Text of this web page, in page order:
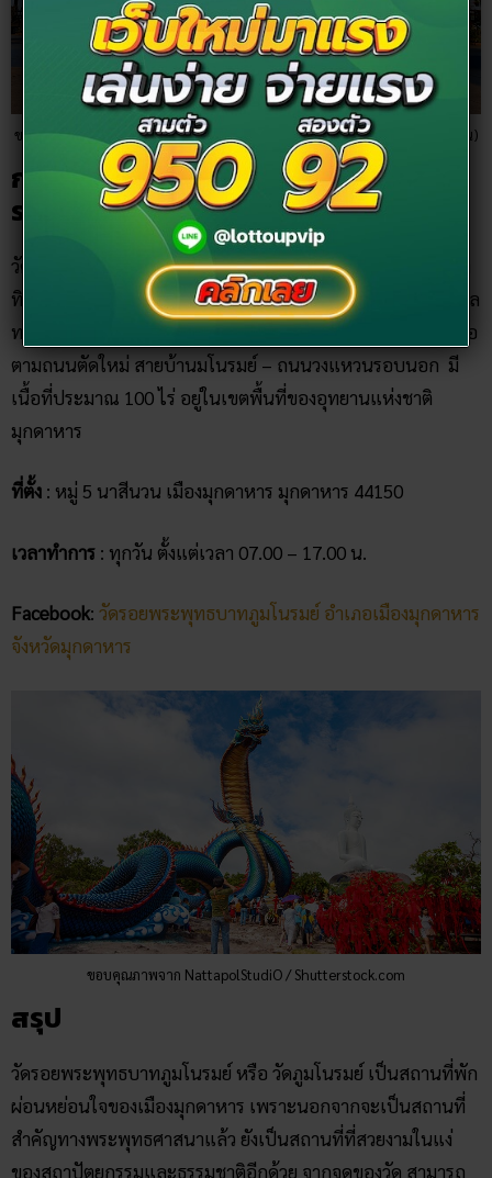
ขอบคุณภาพจาก สำนักงานส่งเสริมการจัดประชุมและนิทรรศการ (องค์การมหาชน)
การเดินทางไปวัดรอยพระพุทธบาทภูมโน
วัดรอยพระพุทธบาทภูมโนรมย์ ห่างจากตัวเมืองมุกดาหารไปทาง
ทิศใต้ ประมาณ 5 กิโลเมตร ไปตามเส้นทางมุกดาหาร – ดอนตาล
ทางหลวงหมายเลข 2034 ประมาณ 2 กิโลเมตร มีทางแยกขวามือ
ตามถนนตัดใหม่ สายบ้านมโนรมย์ – ถนนวงแหวนรอบนอก มี
เนื้อที่ประมาณ 100 ไร่ อยู่ในเขตพื้นที่ของอุทยานแห่งชาติ
มุกดาหาร
ที่ตั้ง: หมู่ 5 นาสีนวน เมืองมุกดาหาร มุกดาหาร 44150
เวลาทำการ
Facebook:วัดรอยพระพุทธบาทภูมโนรมย์ อำเภอเมืองมุกดาหาร
ขอบคุณภาพจาก NattapolStudiO / Shutterstock.com
สรุป
วัดรอยพระพุทธบาทภูมโนรมย์ หรือ วัดภูมโนรมย์ เป็นสถานที่พัก
ผ่อนหย่อนใจของเมืองมุกดาหาร เพราะนอกจากจะเป็นสถานที่
สำคัญทางพระพุทธศาสนาแล้ว ยังเป็นสถานที่ที่สวยงามในแง่
ของสถาปัตยกรรมและธรรมชาติอีกด้วย จากจุดของวัด สามารถ
มองเห็นวิวเมืองมุกดาหารและแม่น้ำโขงได้แบบเต็มๆ
ก่อนจากกันไป ใครที่อยากอ่านบทความดีๆ เด็ดๆ ทั้งเรื่องความ